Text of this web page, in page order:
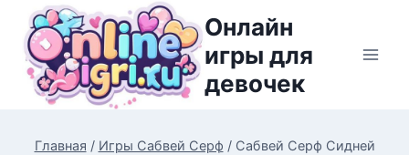
Перейти
содержимому
Онлайн
игры для
девочек
Главная / Игры Сабвей Серф / Сабвей Серф Сидней